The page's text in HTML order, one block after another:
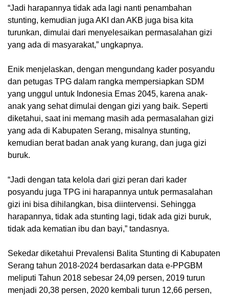
“Jadi harapannya tidak ada lagi nanti penambahan
stunting, kemudian juga AKI dan AKB juga bisa kita
turunkan, dimulai dari menyelesaikan permasalahan gizi
yang ada di masyarakat,” ungkapnya.
Enik menjelaskan, dengan mengundang kader posyandu
dan petugas TPG dalam rangka mempersiapkan SDM
yang unggul untuk Indonesia Emas 2045, karena anak-
anak yang sehat dimulai dengan gizi yang baik. Seperti
diketahui, saat ini memang masih ada permasalahan gizi
yang ada di Kabupaten Serang, misalnya stunting,
kemudian berat badan anak yang kurang, dan juga gizi
buruk.
“Jadi dengan tata kelola dari gizi peran dari kader
posyandu juga TPG ini harapannya untuk permasalahan
gizi ini bisa dihilangkan, bisa diintervensi. Sehingga
harapannya, tidak ada stunting lagi, tidak ada gizi buruk,
tidak ada kematian ibu dan bayi,” tandasnya.
Sekedar diketahui Prevalensi Balita Stunting di Kabupaten
Serang tahun 2018-2024 berdasarkan data e-PPGBM
meliputi Tahun 2018 sebesar 24,09 persen, 2019 turun
menjadi 20,38 persen, 2020 kembali turun 12,66 persen,